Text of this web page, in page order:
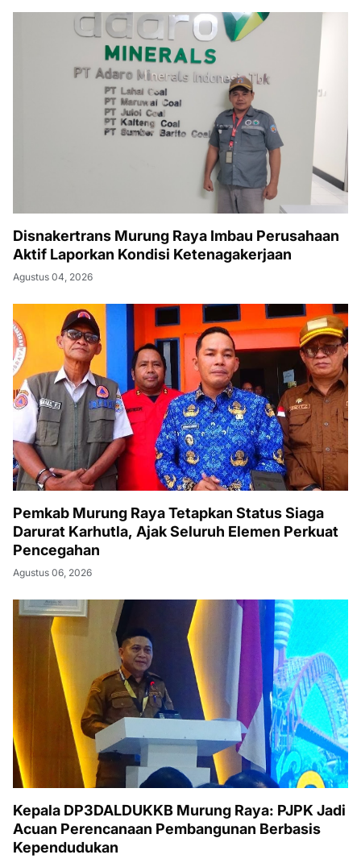
Disnakertrans Murung Raya Imbau Perusahaan
Aktif Laporkan Kondisi Ketenagakerjaan
Agustus 04, 2026
Pemkab Murung Raya Tetapkan Status Siaga
Darurat Karhutla, Ajak Seluruh Elemen Perkuat
Pencegahan
Agustus 06, 2026
Kepala DP3DALDUKKB Murung Raya: PJPK Jadi
Acuan Perencanaan Pembangunan Berbasis
Kependudukan